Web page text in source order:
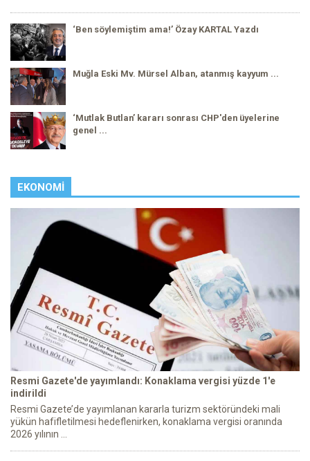
‘Ben söylemiştim ama!’ Özay KARTAL Yazdı
Muğla Eski Mv. Mürsel Alban, atanmış kayyum ...
‘Mutlak Butlan’ kararı sonrası CHP'den üyelerine
genel ...
EKONOMI
Resmi Gazete'de yayımlandı: Konaklama vergisi yüzde 1'e
indirildi
Resmi Gazete’de yayımlanan kararla turizm sektöründeki mali
yükün hafifletilmesi hedeflenirken, konaklama vergisi oranında
2026 yılının ...